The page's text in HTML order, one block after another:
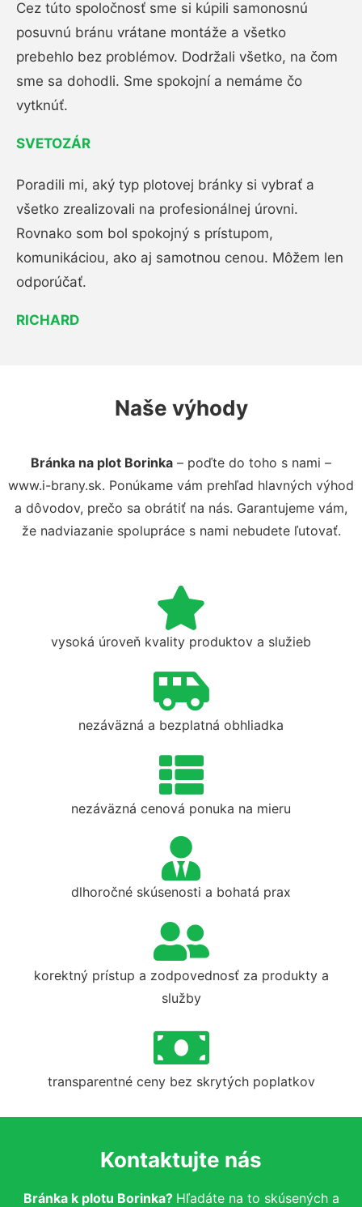
Cez túto spoločnosť sme si kúpili samonosnú
posuvnú bránu vrátane montáže a všetko
prebehlo bez problémov. Dodržali všetko, na čom
sme sa dohodli. Sme spokojní a nemáme čo
vytknúť.
SVETOZÁR
Poradili mi, aký typ plotovej bránky si vybrať a
všetko zrealizovali na profesionálnej úrovni.
Rovnako som bol spokojný s prístupom,
komunikáciou, ako aj samotnou cenou. Môžem len
odporúčať.
RICHARD
Naše výhody
Bránka na plot Borinka – poďte do toho s nami –
www.i-brany.sk. Ponúkame vám prehľad hlavných výhod
a dôvodov, prečo sa obrátiť na nás. Garantujeme vám,
že nadviazanie spolupráce s nami nebudete ľutovať.
vysoká úroveň kvality produktov a služieb
nezáväzná a bezplatná obhliadka
nezáväzná cenová ponuka na mieru
dlhoročné skúsenosti a bohatá prax
korektný prístup a zodpovednosť za produkty a
služby
transparentné ceny bez skrytých poplatkov
Kontaktujte nás
Bránka k plotu Borinka? Hľadáte na to skúsených a